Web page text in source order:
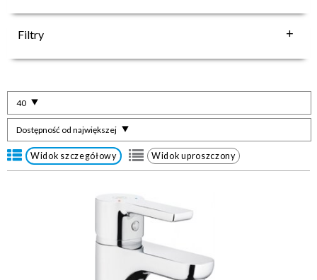
Filtry
Dostępność od największej
40
Widok szczegółowy Widok uproszczony